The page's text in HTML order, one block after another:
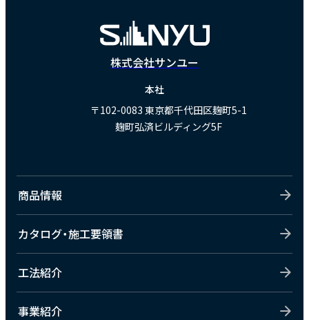
株式会社サンユー
本社
〒102-0083 東京都千代田区麹町5-1
麹町弘済ビルディング5F
商品情報
カタログ・施工要領書
工法紹介
事業紹介